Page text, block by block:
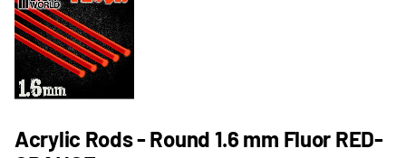
Acrylic Rods - Round 1.6 mm Fluor RED-